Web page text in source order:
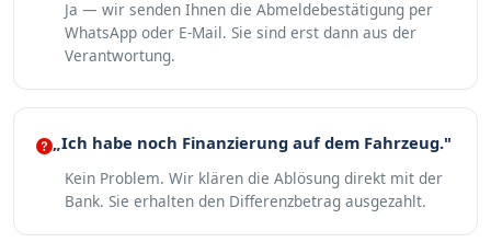
Ja — wir senden Ihnen die Abmeldebestätigung per
WhatsApp oder E-Mail. Sie sind erst dann aus der
Verantwortung.
„Ich habe noch Finanzierung auf dem Fahrzeug."
Kein Problem. Wir klären die Ablösung direkt mit der
Bank. Sie erhalten den Differenzbetrag ausgezahlt.